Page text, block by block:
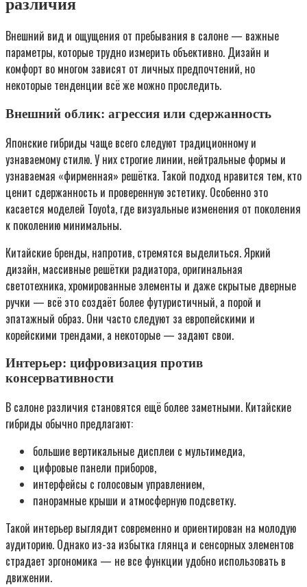
различия
Внешний вид и ощущения от пребывания в салоне — важные
параметры, которые трудно измерить объективно. Дизайн и
комфорт во многом зависят от личных предпочтений, но
некоторые тенденции всё же можно проследить.
Внешний облик: агрессия или сдержанность
Японские гибриды чаще всего следуют традиционному и
узнаваемому стилю. У них строгие линии, нейтральные формы и
узнаваемая «фирменная» решётка. Такой подход нравится тем, кто
ценит сдержанность и проверенную эстетику. Особенно это
касается моделей Toyota, где визуальные изменения от поколения
к поколению минимальны.
Китайские бренды, напротив, стремятся выделиться. Яркий
дизайн, массивные решётки радиатора, оригинальная
светотехника, хромированные элементы и даже скрытые дверные
ручки — всё это создаёт более футуристичный, а порой и
эпатажный образ. Они часто следуют за европейскими и
корейскими трендами, а некоторые — задают свои.
Интерьер: цифровизация против
консервативности
В салоне различия становятся ещё более заметными. Китайские
гибриды обычно предлагают:
большие вертикальные дисплеи с мультимедиа,
цифровые панели приборов,
интерфейсы с голосовым управлением,
панорамные крыши и атмосферную подсветку.
Такой интерьер выглядит современно и ориентирован на молодую
аудиторию. Однако из-за избытка глянца и сенсорных элементов
страдает эргономика — не все функции удобно использовать в
движении.